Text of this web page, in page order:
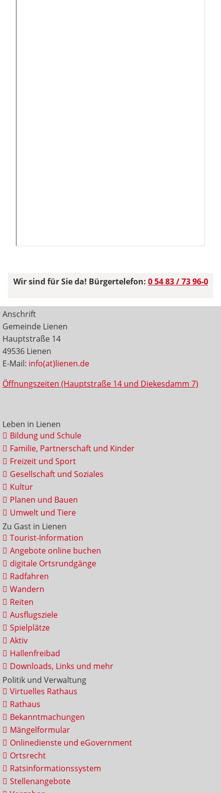
Wir sind für Sie da! Bürgertelefon: 0 54 83 / 73 96-0
Anschrift
Gemeinde Lienen
Hauptstraße 14
49536 Lienen
E-Mail: info(at)lienen.de
Öffnungszeiten (Hauptstraße 14 und Diekesdamm 7)
Leben in Lienen
Bildung und Schule
Familie, Partnerschaft und Kinder
Freizeit und Sport
Gesellschaft und Soziales
Kultur
Planen und Bauen
Umwelt und Tiere
Zu Gast in Lienen
Tourist-Information
Angebote online buchen
digitale Ortsrundgänge
Radfahren
Wandern
Reiten
Ausflugsziele
Spielplätze
Aktiv
Hallenfreibad
Downloads, Links und mehr
Politik und Verwaltung
Virtuelles Rathaus
Rathaus
Bekanntmachungen
Mängelformular
Onlinedienste und eGovernment
Ortsrecht
Ratsinformationssystem
Stellenangebote